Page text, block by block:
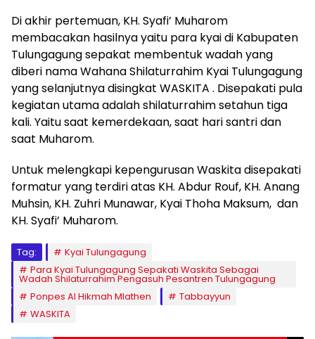
Di akhir pertemuan, KH. Syafi’ Muharom
membacakan hasilnya yaitu para kyai di Kabupaten
Tulungagung sepakat membentuk wadah yang
diberi nama Wahana Shilaturrahim Kyai Tulungagung
yang selanjutnya disingkat WASKITA . Disepakati pula
kegiatan utama adalah shilaturrahim setahun tiga
kali. Yaitu saat kemerdekaan, saat hari santri dan
saat Muharom.
Untuk melengkapi kepengurusan Waskita disepakati
formatur yang terdiri atas KH. Abdur Rouf, KH. Anang
Muhsin, KH. Zuhri Munawar, Kyai Thoha Maksum, dan
KH. Syafi’ Muharom.
Tag:
Kyai Tulungagung
Para Kyai Tulungagung Sepakati Waskita Sebagai
Wadah Shilaturrahim Pengasuh Pesantren Tulungagung
Ponpes Al Hikmah Mlathen
Tabbayyun
WASKITA